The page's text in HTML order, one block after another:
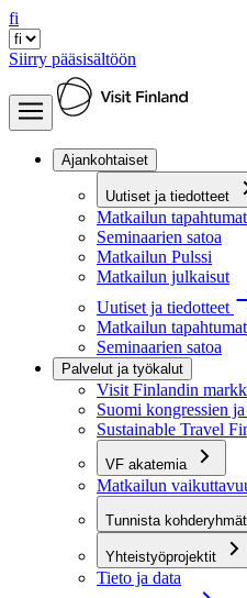
fi
Siirry pääsisältöön
Ajankohtaiset
Uutiset ja tiedotteet
Matkailun tapahtumat
Seminaarien satoa
Matkailun Pulssi
Matkailun julkaisut
Uutiset ja tiedotteet
Matkailun tapahtumat
Seminaarien satoa
Palvelut ja työkalut
Visit Finlandin
Suomi kongressien
Sustainable Travel
VF akatemia
Matkailun
Tunnista kohderyhmät
Yhteistyöprojektit
Tieto ja data